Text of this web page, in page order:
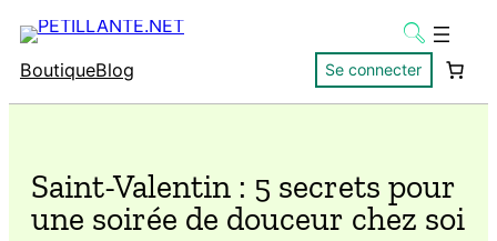
BoutiqueBlog Se connecter
Saint-Valentin : 5 secrets pour
une soirée de douceur chez soi